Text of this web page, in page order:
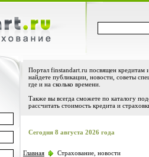
Портал finstandart.ru посвящен кредитам
найдете публикации, новости, советы
где и на сколько времени.
Также вы всегда сможете по каталогу
рассчитать стоимость кредита и
Сегодня 8 августа 2026 года
Главная Страхование, новости